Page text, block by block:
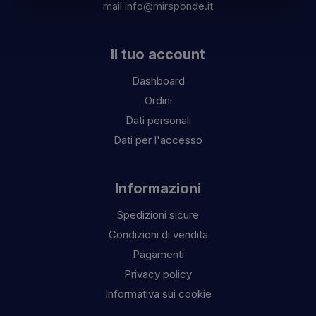
mail info@mirsponde.it
Il tuo account
Dashboard
Ordini
Dati personali
Dati per l'accesso
Informazioni
Spedizioni sicure
Condizioni di vendita
Pagamenti
Privacy policy
Informativa sui cookie